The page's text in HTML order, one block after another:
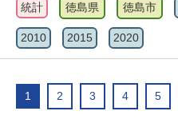
統計 徳島県 徳島市
2010 2015 2020
1 2 3 4 5